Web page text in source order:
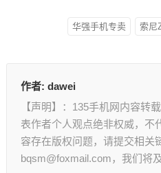
华强手机专卖 索尼
作者: dawei
【声明】：135手机网内容转
表作者个人观点绝非权威，不
容存在版权问题，请提交相关
bqsm@foxmail.com，我们将